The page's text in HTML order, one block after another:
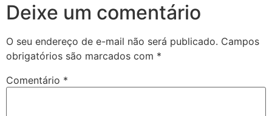
Deixe um comentário
O seu endereço de e-mail não será publicado. Campos
obrigatórios são marcados com *
Comentário *